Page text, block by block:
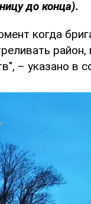
до конца).
когда
– указано в